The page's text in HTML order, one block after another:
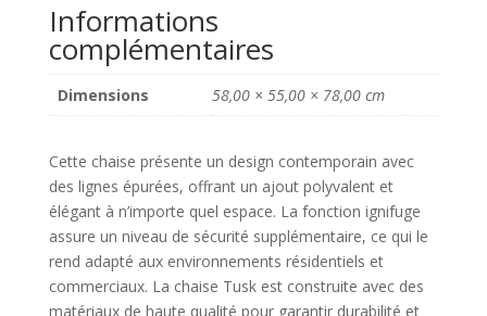
de
2)
Informations
complémentaires
Dimensions 58,00 × 55,00 × 78,00 cm
Cette chaise présente un design contemporain avec
des lignes épurées, offrant un ajout polyvalent et
élégant à n’importe quel espace. La fonction ignifuge
assure un niveau de sécurité supplémentaire, ce qui le
rend adapté aux environnements résidentiels et
commerciaux. La chaise Tusk est construite avec des
matériaux de haute qualité pour garantir durabilité et